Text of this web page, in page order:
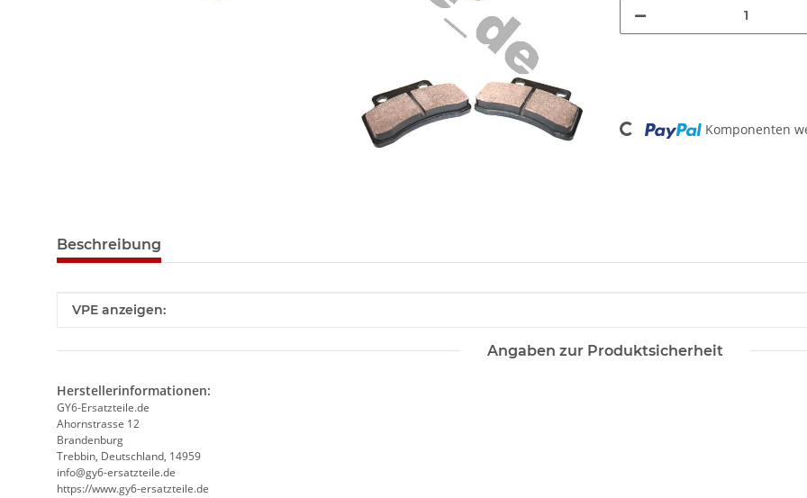
Loading... Komponenten
Beschreibung
Produkteigenschaft
Wert
VPE anzeigen:
Angaben zur Produktsicherheit
Herstellerinformationen:
GY6-Ersatzteile.de
Ahornstrasse 12
Brandenburg
Trebbin, Deutschland, 14959
info@gy6-ersatzteile.de
https://www.gy6-ersatzteile.de